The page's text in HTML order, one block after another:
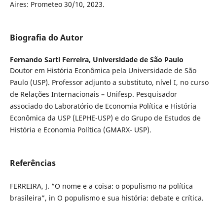
Aires: Prometeo 30/10, 2023.
Biografia do Autor
Fernando Sarti Ferreira, Universidade de São Paulo
Doutor em História Econômica pela Universidade de São
Paulo (USP). Professor adjunto a substituto, nível I, no curso
de Relações Internacionais – Unifesp. Pesquisador
associado do Laboratório de Economia Política e História
Econômica da USP (LEPHE-USP) e do Grupo de Estudos de
História e Economia Política (GMARX- USP).
Referências
FERREIRA, J. “O nome e a coisa: o populismo na política
brasileira”, in O populismo e sua história: debate e crítica.